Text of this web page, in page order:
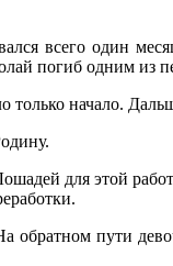
всего один
погиб одним из
начало.
для этой
обратном пути